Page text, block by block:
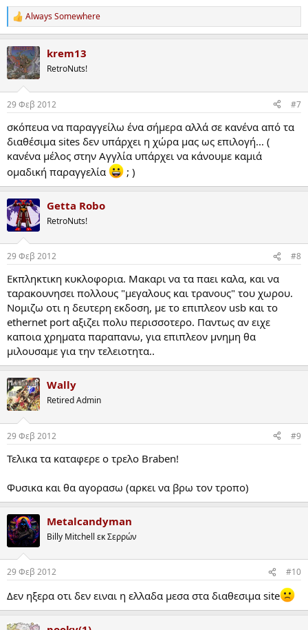
R
e
c
t
i
s
Always Somewhere
krem13
RetroNuts!
29 Φεβ 2012 #7
σκόπευα να παραγγείλω ένα σήμερα αλλά σε κανένα από τα
διαθέσιμα sites δεν υπάρχει η χώρα μας ως επιλογή... (
κανένα μέλος στην Αγγλία υπάρχει να κάνουμε καμιά
ομαδική παραγγελία
; )
Getta Robo
RetroNuts!
29 Φεβ 2012 #8
Εκπληκτικη κυκλοφορια. Μακαρι να τα παει καλα, και να
ταρακουνησει πολλους "μεγαλους και τρανους" του χωρου.
Νομιζω οτι η δευτερη εκδοση, με το επιπλεον usb και το
ethernet port αξιζει πολυ περισσοτερο. Παντως αν ειχε
καποια χρηματα παραπανω, για επιπλεον μνημη θα
μιλουσαμε για την τελειοτητα..
Wally
Retired Admin
29 Φεβ 2012 #9
Τελικα τα καταφερε ο τρελο Braben!
Φυσικα και θα αγορασω (αρκει να βρω τον τροπο)
Metalcandyman
Billy Mitchell εκ Σερρών
29 Φεβ 2012 #10
Δεν ηξερα οτι δεν ειναι η ελλαδα μεσα στα διαθεσιμα site